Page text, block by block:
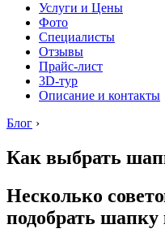
Услуги и Цены
Фото
Специалисты
Отзывы
Прайс-лист
3D-тур
Описание и контакты
Блог ›
Как выбрать
Несколько
подобрать шапку